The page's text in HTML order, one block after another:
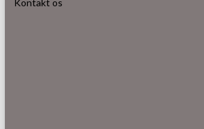
Kontakt os